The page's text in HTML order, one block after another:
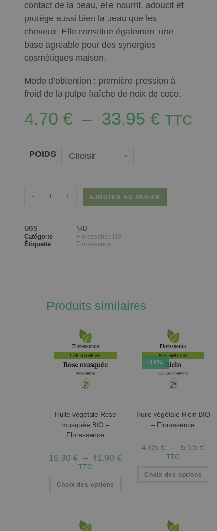
contact de la peau, elle nourrit, adoucit et
protège aussi bien la peau que les
cheveux. Elle constitue également une
base agréable pour des synergies
cosmétiques maison.
Mode d’obtention : première pression à
froid de la pulpe fraîche de noix de coco.
4.70 € – 33.95 € TTC
POIDS
Choisir
- + AJOUTER AU PANIER
UGS
N/D
Catégorie
Floressence HV
Étiquette
Floressence
Produits similaires
Huile végétale Rose
musquée BIO –
Floressence
15.90€ – 41.90€
TTC
Choix des options
-10%
Huile végétale Ricin BIO
– Floressence
4.05€ – 6.15€
TTC
Choix des options